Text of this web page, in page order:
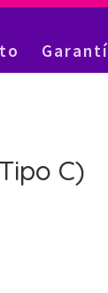
C)